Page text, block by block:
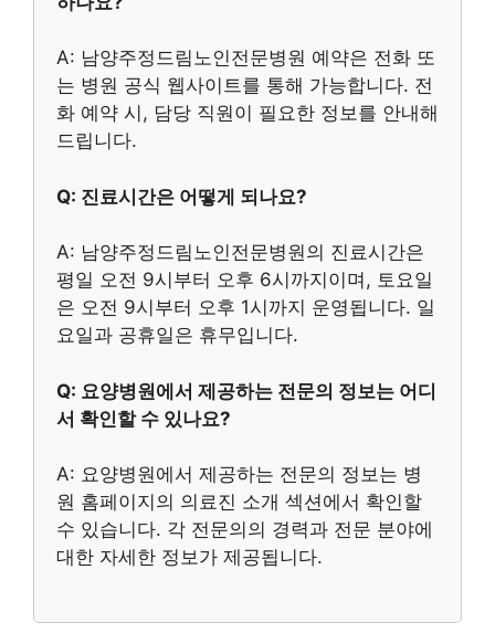
A: 남양주정드림노인전문병원 예약은 전화 또
는 병원 공식 웹사이트를 통해 가능합니다. 전
화 예약 시, 담당 직원이 필요한 정보를 안내해
드립니다.
Q: 진료시간은 어떻게 되나요?
A: 남양주정드림노인전문병원의 진료시간은
평일 오전 9시부터 오후 6시까지이며, 토요일
은 오전 9시부터 오후 1시까지 운영됩니다. 일
요일과 공휴일은 휴무입니다.
Q: 요양병원에서 제공하는 전문의 정보는 어디
서 확인할 수 있나요?
A: 요양병원에서 제공하는 전문의 정보는 병
원 홈페이지의 의료진 소개 섹션에서 확인할
수 있습니다. 각 전문의의 경력과 전문 분야에
대한 자세한 정보가 제공됩니다.